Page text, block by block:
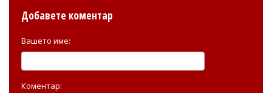
Добавете коментар
Вашето име:
Коментар: